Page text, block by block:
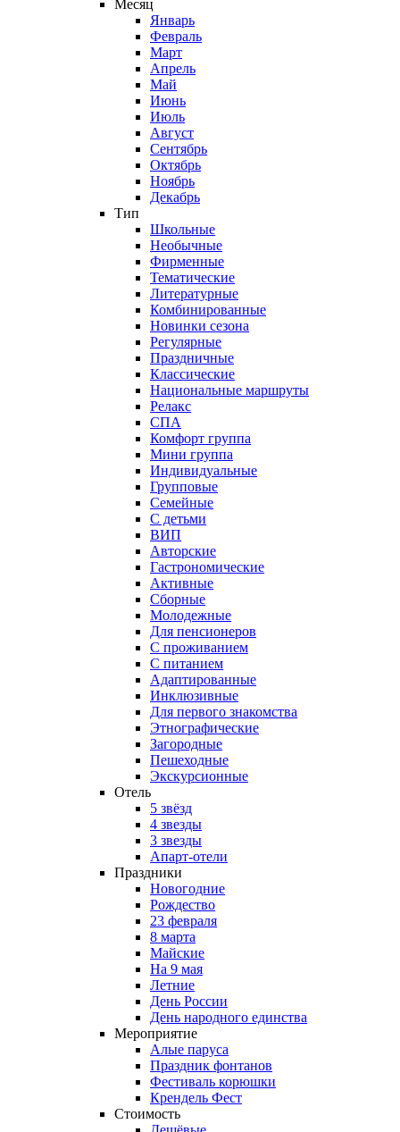
Месяц
Январь
Февраль
Март
Апрель
Май
Июнь
Июль
Август
Сентябрь
Октябрь
Ноябрь
Декабрь
Тип
Школьные
Необычные
Фирменные
Тематические
Литературные
Комбинированные
Новинки сезона
Регулярные
Праздничные
Классические
Национальные маршруты
Релакс
СПА
Комфорт группа
Мини группа
Индивидуальные
Групповые
Семейные
С детьми
ВИП
Авторские
Гастрономические
Активные
Сборные
Молодежные
Для пенсионеров
С проживанием
С питанием
Адаптированные
Инклюзивные
Для первого знакомства
Этнографические
Загородные
Пешеходные
Экскурсионные
Отель
5 звёзд
4 звезды
3 звезды
Апарт-отели
Праздники
Новогодние
Рождество
23 февраля
8 марта
Майские
На 9 мая
Летние
День России
День народного единства
Мероприятие
Алые паруса
Праздник фонтанов
Фестиваль корюшки
Крендель Фест
Стоимость